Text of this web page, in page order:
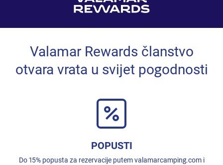
Valamar Rewards članstvo
otvara vrata u svijet pogodnosti
POPUSTI
Do 15% popusta za rezervacije putem valamarcamping.com i